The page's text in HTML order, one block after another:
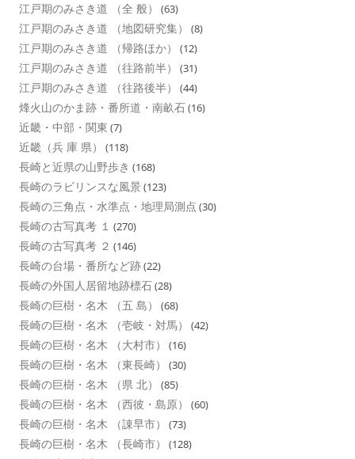
江戸期のみさき道 （全 般） (63)
江戸期のみさき道 （地図研究集） (8)
江戸期のみさき道 （帰路ほか） (12)
江戸期のみさき道 （往路前半） (31)
江戸期のみさき道 （往路後半） (44)
烽火山のかま跡・番所道・南畝石(16)
近畿・中部・関東 (7)
近畿（兵 庫 県） (118)
長崎と近県の山野歩き (168)
長崎のラビリンスな風景 (123)
長崎の三角点・水準点・地理局測点 (30)
長崎の古写真考 １ (270)
長崎の古写真考 ２ (146)
長崎の台場・番所など跡(22)
長崎の外国人居留地跡標石(28)
長崎の巨樹・名木 （五 島） (68)
長崎の巨樹・名木 （壱岐・対馬） (42)
長崎の巨樹・名木 （大村市） (16)
長崎の巨樹・名木 （東長崎） (30)
長崎の巨樹・名木 （県 北） (85)
長崎の巨樹・名木 （西彼・島原） (60)
長崎の巨樹・名木 （諌早市） (73)
長崎の巨樹・名木 （長崎市） (128)